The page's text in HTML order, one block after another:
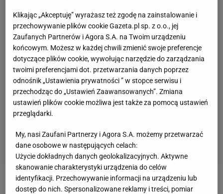
Zobacz wideo
Klikając „Akceptuję” wyrażasz też zgodę na zainstalowanie i
przechowywanie plików cookie Gazeta.pl sp. z o.o., jej
Zaufanych Partnerów i Agora S.A. na Twoim urządzeniu
końcowym. Możesz w każdej chwili zmienić swoje preferencje
dotyczące plików cookie, wywołując narzędzie do zarządzania
twoimi preferencjami dot. przetwarzania danych poprzez
odnośnik „Ustawienia prywatności ” w stopce serwisu i
przechodząc do „Ustawień Zaawansowanych”. Zmiana
ustawień plików cookie możliwa jest także za pomocą ustawień
przeglądarki.
My, nasi Zaufani Partnerzy i Agora S.A. możemy przetwarzać
dane osobowe w następujących celach:
Użycie dokładnych danych geolokalizacyjnych. Aktywne
skanowanie charakterystyki urządzenia do celów
identyfikacji. Przechowywanie informacji na urządzeniu lub
dostęp do nich. Spersonalizowane reklamy i treści, pomiar